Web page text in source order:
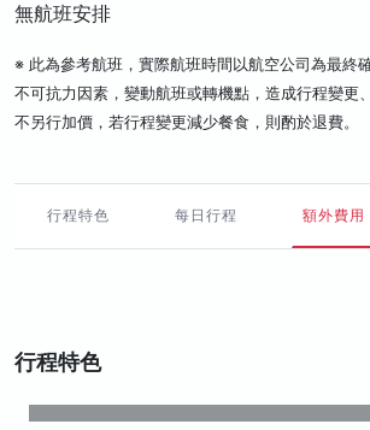
無航班安排
※ 此為參考航班，實際航班時間以航空公司為最終
不可抗力因素，變動航班或轉機點，造成行程變更
不另行加價，若行程變更減少餐食，則酌於退費。
行程特色 每日行程 額外費用
行程特色